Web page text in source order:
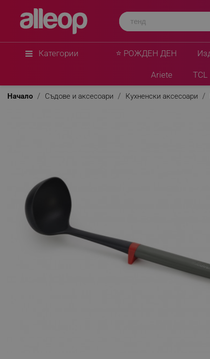
Категории ⭐ РОЖДЕН ДЕН
Ariete TCL
Начало Съдове и аксесоари Кухненски аксесоари
Joseph Joseph
Черпак Joseph Joseph 80032, 9х8х29 см,
★★★★★(0) 0 Въпроса